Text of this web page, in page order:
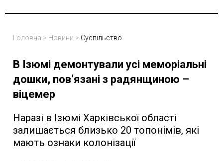
Головна > Новини > Суспільство
В Ізюмі демонтували усі меморіальні
дошки, пов’язані з радянщиною –
віцемер
Наразі в Ізюмі Харківської області
залишається близько 20 топонімів, які
мають ознаки колонізації